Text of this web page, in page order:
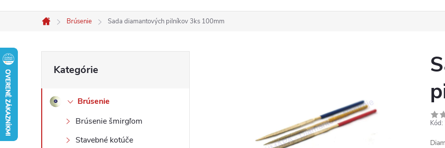
Domov
Brúsenie Sada diamantových pilníkov 3ks 100mm
o
kategórie
Kategórie
Brúsenie
Brúsenie šmirgľom
Stavebné kotúče
Kód: